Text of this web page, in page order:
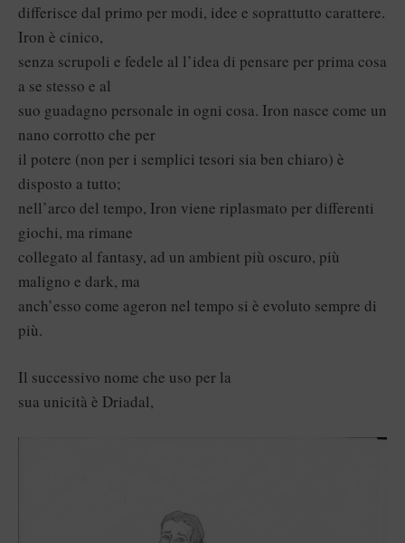
differisce dal primo per modi, idee e soprattutto carattere.
Iron è cinico,
senza scrupoli e fedele al l’idea di pensare per prima cosa
a se stesso e al
suo guadagno personale in ogni cosa. Iron nasce come un
nano corrotto che per
il potere (non per i semplici tesori sia ben chiaro) è
disposto a tutto;
nell’arco del tempo, Iron viene riplasmato per differenti
giochi, ma rimane
collegato al fantasy, ad un ambient più oscuro, più
maligno e dark, ma
anch’esso come ageron nel tempo si è evoluto sempre di
più.
Il successivo nome che uso per la
sua unicità è Driadal,